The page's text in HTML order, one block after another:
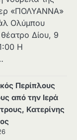
«ΠΟΛΥΑΝΝΑ»
Ολύμπου
Δίου, 9
Η
Περίπλους
από την Ιερά
Κατερίνης